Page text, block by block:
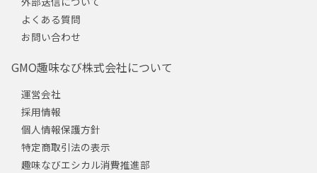
よくある質問
お問い合わせ
GMO趣味なび株式会社について
運営会社
採用情報
個人情報保護方針
特定商取引法の表示
趣味なびエシカル消費推進部